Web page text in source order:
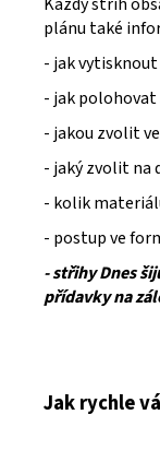
Každý střih
plánu také
- jak
- jak
- jakou zvolit
- jaký zvolit na
- kolik
- postup ve
- střihy Dnes
přídavky na
Jak rychle